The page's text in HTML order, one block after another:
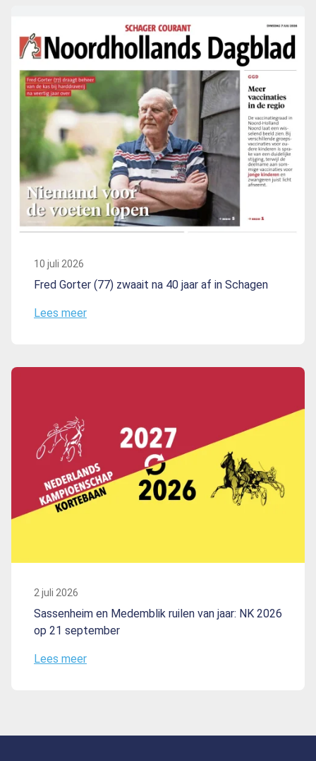
10 juli 2026
Fred Gorter (77) zwaait na 40 jaar af in Schagen
Lees meer
2 juli 2026
Sassenheim en Medemblik ruilen van jaar: NK 2026
op 21 september
Lees meer